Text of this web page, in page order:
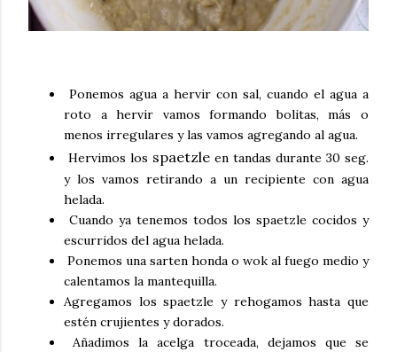
Ponemos agua a hervir con sal, cuando el agua a
roto a hervir vamos formando bolitas, más o
menos irregulares y las vamos agregando al agua.
Hervimos los spaetzle en tandas durante 30 seg.
y los vamos retirando a un recipiente con agua
helada.
Cuando ya tenemos todos los spaetzle cocidos y
escurridos del agua helada.
Ponemos una sarten honda o wok al fuego medio y
calentamos la mantequilla.
Agregamos losspaetzle y rehogamos hasta que
estén crujientes y dorados.
Añadimos la acelga troceada, dejamos que se